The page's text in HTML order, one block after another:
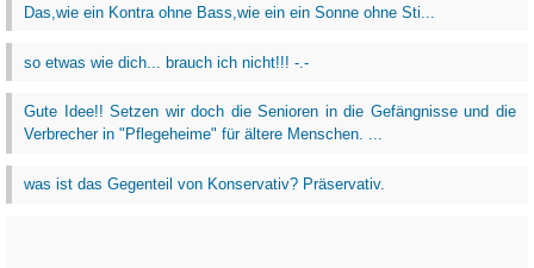
Das,wie ein Kontra ohne Bass,wie ein ein Sonne ohne Sti...
so etwas wie dich... brauch ich nicht!!! -.-
Gute Idee!! Setzen wir doch die Senioren in die Gefängnisse und die
Verbrecher in "Pflegeheime" für ältere Menschen. ...
was ist das Gegenteil von Konservativ? Präservativ.